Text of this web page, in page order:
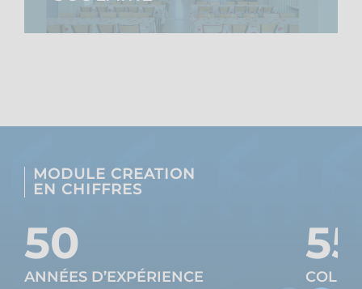
MODULE CREATION
EN CHIFFRES
50
ANNÉES D’EXPÉRIENCE
55